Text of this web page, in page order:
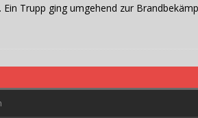
Ein Trupp ging umgehend zur